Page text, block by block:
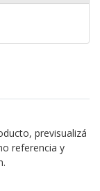
previsualizá
referencia y